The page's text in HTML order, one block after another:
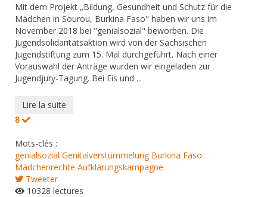
Mit dem Projekt „Bildung, Gesundheit und Schutz für die
Mädchen in Sourou, Burkina Faso" haben wir uns im
November 2018 bei "genialsozial" beworben. Die
Jugendsolidaritätsaktion wird von der Sächsischen
Jugendstiftung zum 15. Mal durchgeführt. Nach einer
Vorauswahl der Anträge wurden wir eingeladen zur
Jugendjury-Tagung. Bei Eis und ...
Lire la suite
8
Mots-clés :
genialsozial Genitalverstümmelung Burkina Faso
Mädchenrechte Aufklärungskampagne
Tweeter
10328 lectures